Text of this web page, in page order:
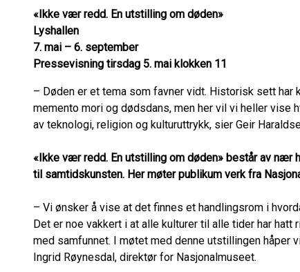
«Ikke vær redd. En utstilling om døden»
Lyshallen
7. mai – 6. september
Pressevisning tirsdag 5. mai klokken 11
– Døden er et tema som favner vidt. Historisk sett har
memento mori og dødsdans, men her vil vi heller vise
av teknologi, religion og kulturuttrykk, sier Geir
«Ikke vær redd. En utstilling om døden» består av nær
til samtidskunsten. Her møter publikum verk fra
– Vi ønsker å vise at det finnes et handlingsrom i
Det er noe vakkert i at alle kulturer til alle tider har
med samfunnet. I møtet med denne utstillingen håper
Ingrid Røynesdal, direktør for Nasjonalmuseet.